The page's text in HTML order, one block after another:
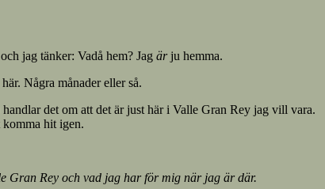
jag tänker: Vadå hem? Jag ärju hemma.
Några månader eller så.
det om att det är just här i Valle Gran Rey jag vill vara.
hit igen.
Gran Rey och vad jag har för mig när jag är där.